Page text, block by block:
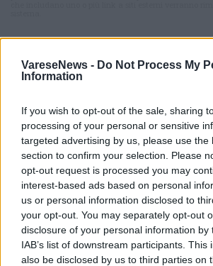
VareseNews - Do Not Process My
Information
If you wish to opt-out of the sale, sharing
processing of your personal or sensitive
targeted advertising by us, please use the
section to confirm your selection. Please
opt-out request is processed you may
interest-based ads based on personal
us or personal information disclosed to
your opt-out. You may separately opt-out
disclosure of your personal information by
IAB’s list of downstream participants. This
also be disclosed by us to third parties on
ADV